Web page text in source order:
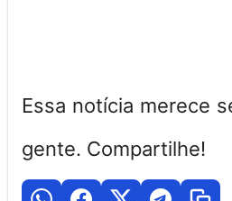
Essa notícia merece
gente. Compartilhe!